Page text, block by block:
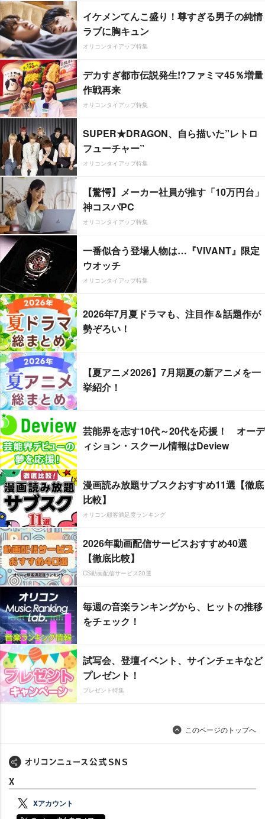
イケメンてんこ盛り！尊すぎる男子の純情
ラブに胸キュン
オリコンタイアップ特集
デカすぎ都市伝説発生!?ファミマ45％増量
作戦再来
オリコンタイアップ特集
SUPER★DRAGON、自ら描いた”レトロ
フューチャー”
オリコンタイアップ特集
【驚愕】メーカー社員が推す「10万円台」
神コスパPC
オリコンタイアップ特集
一番似合う登場人物は…『VIVANT』限定
ウオッチ
オリコンタイアップ特集
2026年7月夏ドラマも、注目作＆話題作が
勢ぞろい！
【夏アニメ2026】7月期夏の新アニメを一
挙紹介！
芸能界を志す10代～20代を応援！ オーデ
ィション・スクール情報はDeview
漫画読み放題サブスクおすすめ11選【徹底
比較】
オリコン顧客満足度ランキング
2026年動画配信サービスおすすめ40選
【徹底比較】
CS動画配信サービス20選
毎週の音楽ランキングから、ヒットの推移
をチェック！
試写会、登壇イベント、サインチェキなど
プレゼント！
プレゼント特集
このページのトップへ
X
Xアカウント